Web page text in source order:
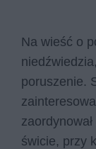
Na wieść o
poruszenie.
świcie, przy